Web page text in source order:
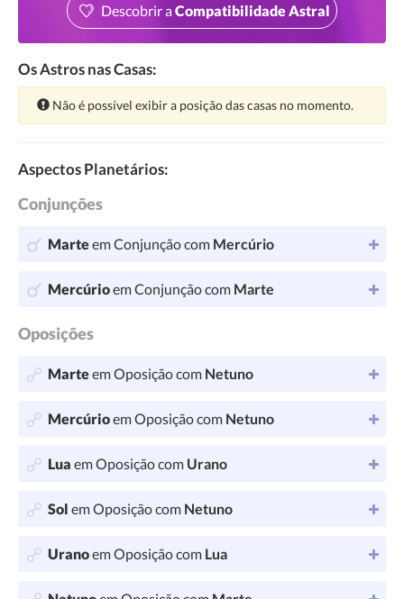
Descobrir aCompatibilidade Astral
Os Astros nas Casas:
Atenção:
Não é possível exibir a posição das casas no momento.
Aspectos Planetários:
Conjunções
Marteem Conjunção com Mercúrio
Mercúrioem Conjunção com Marte
Oposições
Marteem Oposição com Netuno
Mercúrioem Oposição com Netuno
Lua em Oposição com Urano
Sol em Oposição com Netuno
Uranoem Oposição com Lua